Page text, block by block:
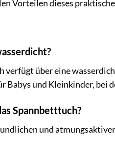
Vorteilen dieses
verfügt über eine
Babys und Kleinkinder, bei
Spannbetttuch?
und